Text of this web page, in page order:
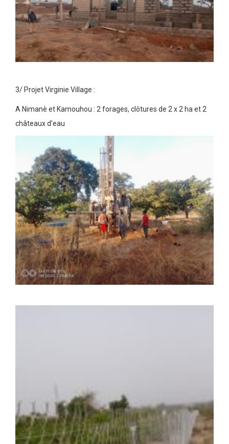
3/ Projet Virginie Village :
A Nimanè et Kamouhou : 2 forages, clôtures de 2 x 2 ha et 2
châteaux d’eau